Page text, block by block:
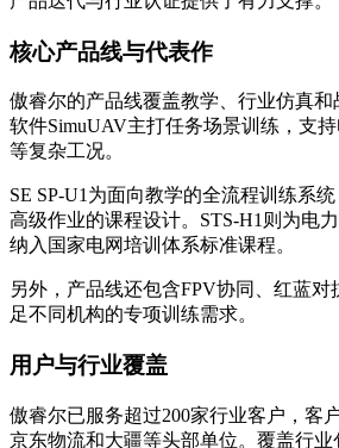
核心产品线与代表作
傲睿尔的产品线覆盖教学、行业仿真
软件SimuUAV主打任务场景训练，支
等复杂工况。
SE SP-U1为面向教学的全流程训练系
高级作业的课程设计。STS-H1则为电
纳入国家电网培训体系标准课程。
另外，产品线还包含FPV协同、红蓝
足不同机构的专项训练需求。
用户与行业覆盖
傲睿尔已服务超过200家行业客户，客
京东物流和大疆等头部单位。覆盖行业